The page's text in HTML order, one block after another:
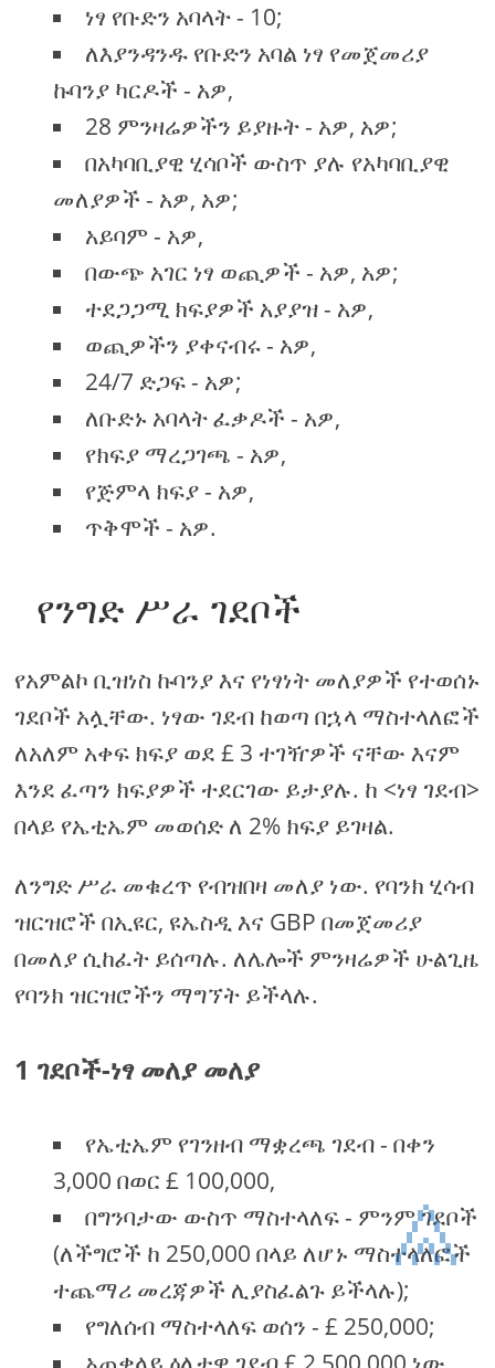
ነፃ የቡድን አባላት - 10;
ለእያንዳንዱ የቡድን አባል ነፃ የመጀመሪያ
ኩባንያ ካርዶች - አዎ,
28 ምንዛሬዎችን ይያዙት - አዎ, አዎ;
በአካባቢያዊ ሂሳቦች ውስጥ ያሉ የአካባቢያዊ
መለያዎች - አዎ, አዎ;
አይባም - አዎ,
በውጭ አገር ነፃ ወጪዎች - አዎ, አዎ;
ተደጋጋሚ ክፍያዎች አያያዝ - አዎ,
ወጪዎችን ያቀናብሩ - አዎ,
24/7 ድጋፍ - አዎ;
ለቡድኑ አባላት ፈቃዶች - አዎ,
የክፍያ ማረጋገጫ - አዎ,
የጅምላ ክፍያ - አዎ,
ጥቅሞች - አዎ.
የንግድ ሥራ ገደቦች
የአምልኮ ቢዝነስ ኩባንያ እና የነፃነት መለያዎች የተወሰኑ
ገደቦች አሏቸው. ነፃው ገደብ ከወጣ በኋላ ማስተላለፎች
ለአለም አቀፍ ክፍያ ወደ £ 3 ተገዥዎች ናቸው እናም
እንደ ፈጣን ክፍያዎች ተደርገው ይታያሉ. ከ <ነፃ ገደብ>
በላይ የኤቲኤም መወሰድ ለ 2% ክፍያ ይገዛል.
ለንግድ ሥራ መቁረጥ የብዝበዛ መለያ ነው. የባንክ ሂሳብ
ዝርዝሮች በኢዩር, ዩኤስዲ እና GBP በመጀመሪያ
በመለያ ሲከፈት ይሰጣሉ. ለሌሎች ምንዛሬዎች ሁልጊዜ
የባንክ ዝርዝሮችን ማግኘት ይችላሉ.
1 ገደቦች-ነፃ መለያ መለያ
የኤቲኤም የገንዘብ ማቋረጫ ገደብ - በቀን
3,000 በወር £ 100,000,
በግንባታው ውስጥ ማስተላለፍ - ምንም ገደቦች
(ለችግሮች ከ 250,000 በላይ ለሆኑ ማስተላለፎች
ተጨማሪ መረጃዎች ሊያስፈልጉ ይችላሉ);
የግለሰብ ማስተላለፍ ወሰን - £ 250,000;
⩓